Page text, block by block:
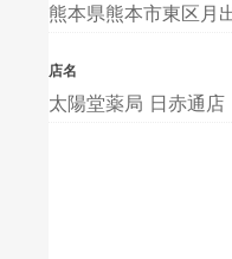
熊本県熊本市東区月
店名
太陽堂薬局 日赤通店